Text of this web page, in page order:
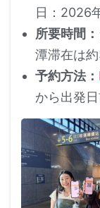
日：2026
所要時間：
潭滞在は約
予約方法：
から出発